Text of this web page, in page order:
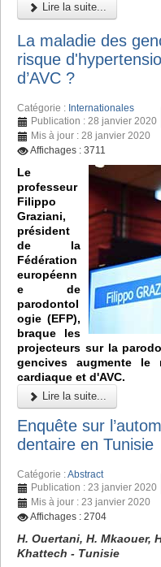
Lire la suite...
La maladie des
risque
d’AVC ?
Catégorie : Internationales
Publication : 28 janvier 2020
Mis à jour : 28 janvier 2020
Affichages : 3711
Le
professeur
Filippo
Graziani,
président
de la
Fédération
européenn
e de
parodontol
ogie (EFP),
braque les
projecteurs sur la
gencives augmente le
cardiaque et d'AVC.
Lire la suite...
Enquête sur
dentaire en Tunisie
Catégorie :Abstract
Publication : 23 janvier 2020
Mis à jour : 23 janvier 2020
Affichages : 2704
H. Ouertani, H. Mkaouer,
Khattech - Tunisie